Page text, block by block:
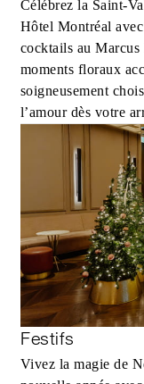
Célébrez la
Hôtel Montréal
cocktails au
moments floraux
soigneusement
l’amour dès votre
Festifs
Vivez la magie de